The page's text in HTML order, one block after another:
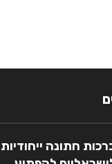
חתונה ייחודיות